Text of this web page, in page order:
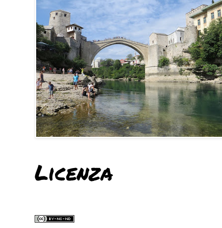
Licenza